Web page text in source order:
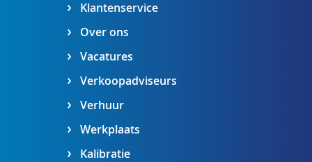
Klantenservice
Over ons
Vacatures
Verkoopadviseurs
Verhuur
Werkplaats
Kalibratie